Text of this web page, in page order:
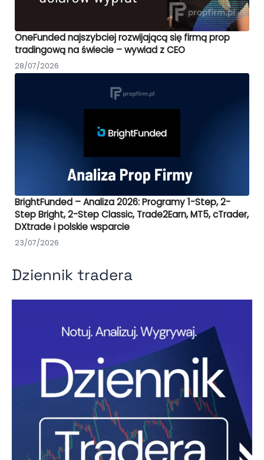
OneFunded najszybciej rozwijającą się firmą prop
tradingową na świecie – wywiad z CEO
28/07/2026
BrightFunded – Analiza 2026: Programy 1-Step, 2-
Step Bright, 2-Step Classic, Trade2Earn, MT5, cTrader,
DXtrade i polskie wsparcie
23/07/2026
Dziennik tradera